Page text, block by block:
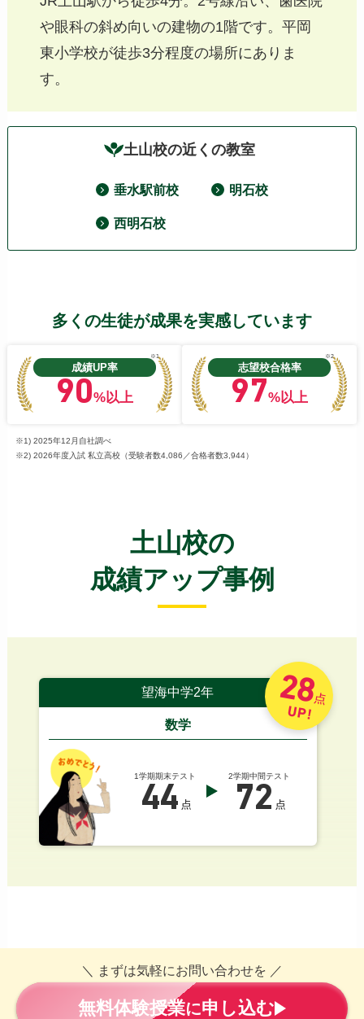
や眼科の斜め向いの建物の1階です。平岡
東小学校が徒歩3分程度の場所にありま
す。
土山校の近くの教室
垂水駅前校 明石校
西明石校
多くの生徒が成果を実感しています
成績UP率
※1
90%以上
志望校合格率
※2
97%以上
※1) 2025年12月自社調べ
※2) 2026年度入試 私立高校（受験者数4,086／合格者数3,944）
土山校の
成績アップ事例
望海中学2年
数学
1学期期末テスト
44 点
2学期中間テスト
72 点
28点
UP!
＼ まずは気軽にお問い合わせを ／
無料体験授業に申し込む